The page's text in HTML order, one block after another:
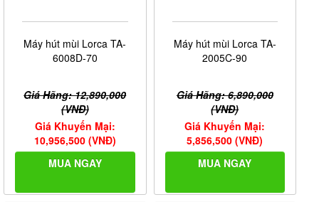
Máy hút mùi Lorca TA-
6008D-70
Giá Hãng: 12,890,000
(VNĐ)
Giá Khuyến Mại:
10,956,500 (VNĐ)
MUA NGAY
Máy hút mùi Lorca TA-
2005C-90
Giá Hãng: 6,890,000
(VNĐ)
Giá Khuyến Mại:
5,856,500 (VNĐ)
MUA NGAY